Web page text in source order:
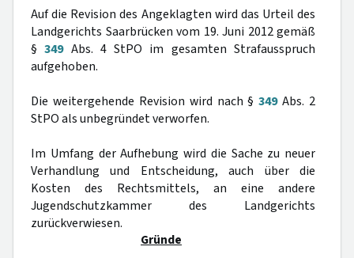
Auf die Revision des Angeklagten wird das Urteil des
Landgerichts Saarbrücken vom 19. Juni 2012 gemäß
§349Abs. 4 StPO im gesamten Strafausspruch
aufgehoben.
Die weitergehende Revision wird nach §349Abs. 2
StPO als unbegründet verworfen.
Im Umfang der Aufhebung wird die Sache zu neuer
Verhandlung und Entscheidung, auch über die
Kosten des Rechtsmittels, an eine andere
Jugendschutzkammer des Landgerichts
zurückverwiesen.
Gründe